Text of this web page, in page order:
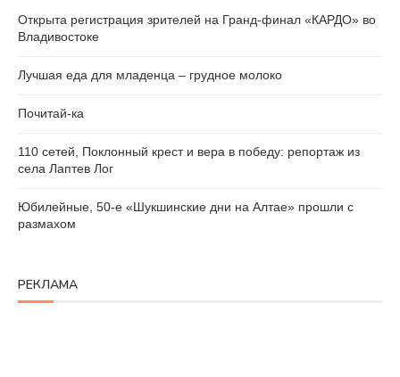
Открыта регистрация зрителей на Гранд-финал «КАРДО» во
Владивостоке
Лучшая еда для младенца – грудное молоко
Почитай-ка
110 сетей, Поклонный крест и вера в победу: репортаж из
села Лаптев Лог
Юбилейные, 50-е «Шукшинские дни на Алтае» прошли с
размахом
РЕКЛАМА